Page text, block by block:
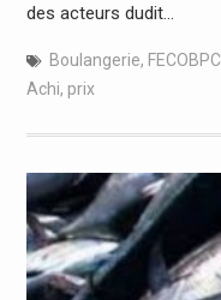
des acteurs dudit…
Boulangerie, FECOBPCI
Achi, prix